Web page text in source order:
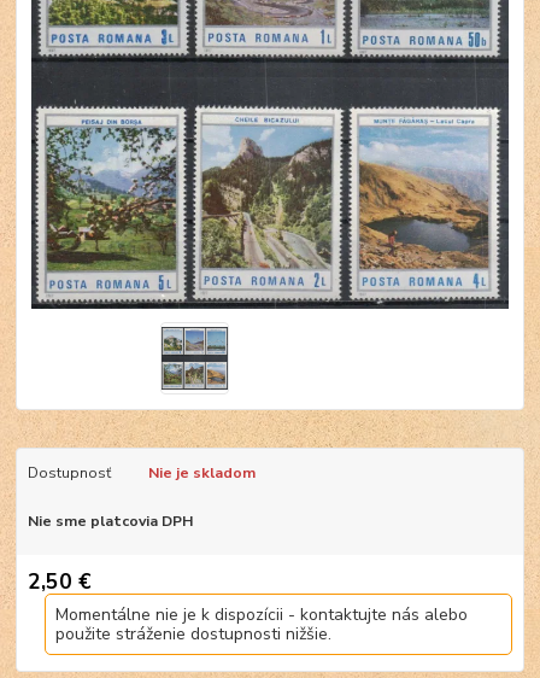
Dostupnosť Nie je skladom
Nie sme platcovia DPH
2,50 €
Momentálne nie je k dispozícii - kontaktujte nás alebo
použite stráženie dostupnosti nižšie.